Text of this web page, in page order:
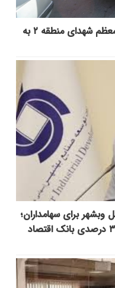
بدرقه کاروان خانواده معظم شهدای منطقه ۲ به
وبشهر برای سهامداران؛
مجوز تاریخی تملک ۳۳ درصدی بانک اقتصاد